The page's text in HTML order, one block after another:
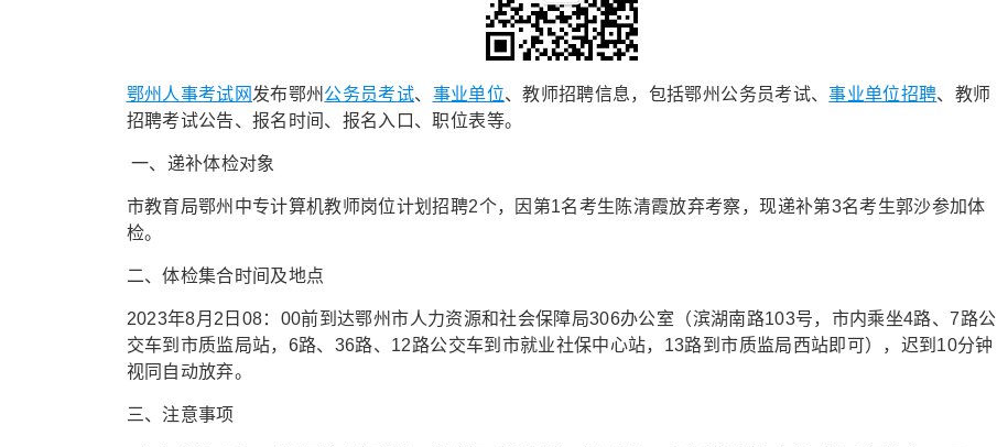
鄂州人事考试网 发布鄂州 公务员考试、 事业单位、教师招聘信息，包括鄂州公务员考试、事业单位招聘、教师
招聘考试公告、报名时间、报名入口、职位表等。
一、递补体检对象
市教育局鄂州中专计算机教师岗位计划招聘2个，因第1名考生陈清霞放弃考察，现递补第3名考生郭沙参加体
检。
二、体检集合时间及地点
2023年8月2日08：00前到达鄂州市人力资源和社会保障局306办公室（滨湖南路103号，市内乘坐4路、7路公
交车到市质监局站，6路、36路、12路公交车到市就业社保中心站，13路到市质监局西站即可），迟到10分钟
视同自动放弃。
三、注意事项